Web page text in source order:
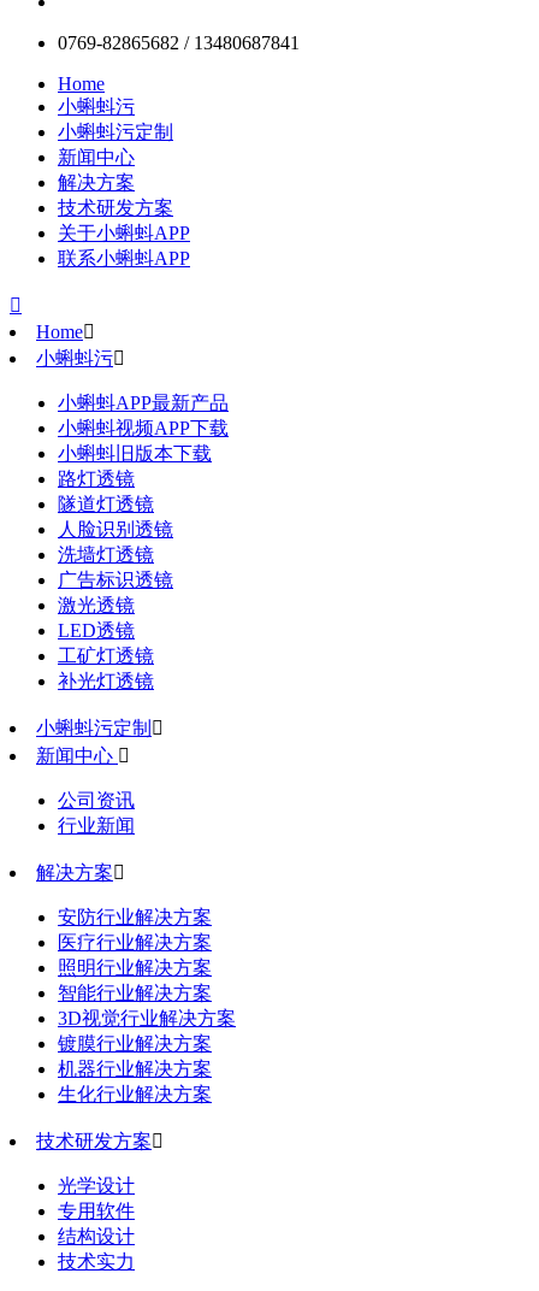
0769-82865682 / 13480687841
Home
小蝌蚪污
小蝌蚪污定制
新闻中心
解决方案
技术研发方案
关于小蝌蚪APP
联系小蝌蚪APP

Home
小蝌蚪污
小蝌蚪APP最新产品
小蝌蚪视频APP下载
小蝌蚪旧版本下载
路灯透镜
隧道灯透镜
人脸识别透镜
洗墙灯透镜
广告标识透镜
激光透镜
LED透镜
工矿灯透镜
补光灯透镜
小蝌蚪污定制 
新闻中心 
公司资讯
行业新闻
解决方案
安防行业解决方案
医疗行业解决方案
照明行业解决方案
智能行业解决方案
3D视觉行业解决方案
镀膜行业解决方案
机器行业解决方案
生化行业解决方案
技术研发方案
光学设计
专用软件
结构设计
技术实力